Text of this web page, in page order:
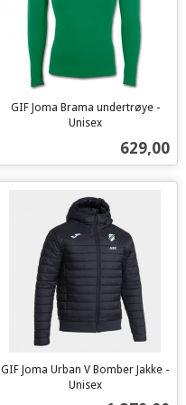
GIF Joma Brama undertrøye -
Unisex
Pris
629,00
GIF Joma Urban V Bomber Jakke -
Unisex